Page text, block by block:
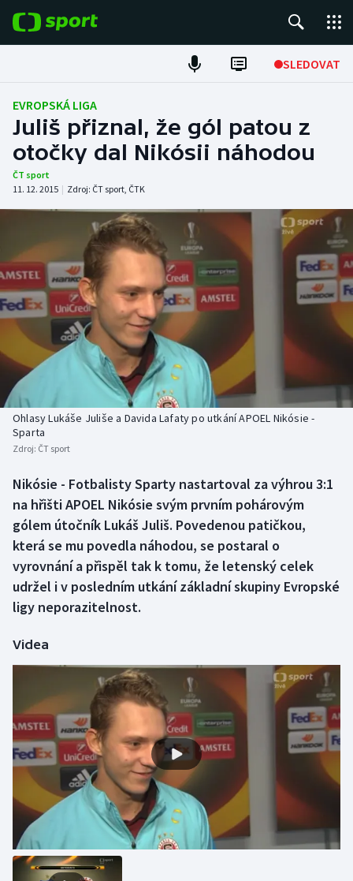
SLEDOVAT
Fotbal
Hokej
Tenis
Atletika
Cyklistika
DALŠÍ SPORTY
Americký fotbal
Baseball a softbal
Basketbal
Biatlon
Boby a skeleton
Box
Curling
Dostihy
Futsal
Golf
Gymnastika
Házená
Jezdectví
Judo
NEPŘEHLÉDNĚTE
Soutěže
Historické návraty
Aplikace ČT sport
AZ kvíz
EVROPSKÁ LIGA
Juliš přiznal, že gól patou z
otočky dal Nikósii náhodou
ČT sport
11. 12. 2015 | Zdroj: ČT sport, ČTK
Ohlasy Lukáše Juliše a Davida Lafaty po utkání APOEL Nikósie -
Sparta
Zdroj: ČT sport
Nikósie - Fotbalisty Sparty nastartoval za výhrou 3:1
na hřišti APOEL Nikósie svým prvním pohárovým
gólem útočník Lukáš Juliš. Povedenou patičkou,
která se mu povedla náhodou, se postaral o
vyrovnání a přispěl tak k tomu, že letenský celek
udržel i v posledním utkání základní skupiny Evropské
ligy neporazitelnost.
Videa